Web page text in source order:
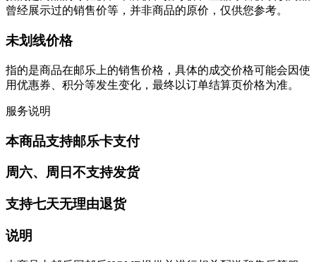
曾经展示过的销售价等，并非商品的原价，仅供您参考。
未划线价格
指的是商品在邮乐上的销售价格，具体的成交价格可能会因使
用优惠券、积分等发生变化，最终以订单结算页价格为准。
服务说明
本商品支持邮乐卡支付
周六、周日不支持发货
支持七天无理由退货
说明